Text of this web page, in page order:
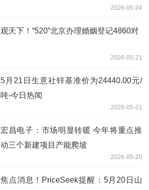
2026-05-24
观天下！“520”北京办理婚姻登记4860对
2026-05-21
5月21日生意社锌基准价为24440.00元/
吨-今日热闻
2026-05-21
宏昌电子：市场明显转暖 今年将重点推
动三个新建项目产能爬坡
2026-05-20
焦点消息！PriceSeek提醒：5月20日山